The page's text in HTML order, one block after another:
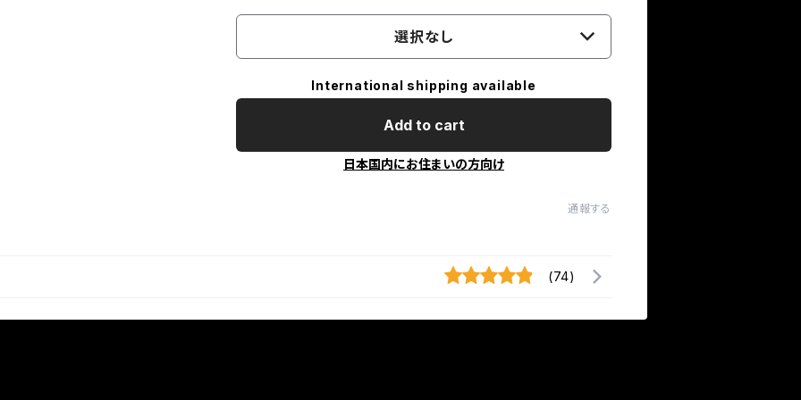
選択なし
International shipping available
Add to cart
日本国内にお住まいの方向け
通報する
(74)